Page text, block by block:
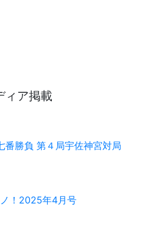
ィア掲載
番勝負 第４局宇佐神宮対局
！2025年4月号